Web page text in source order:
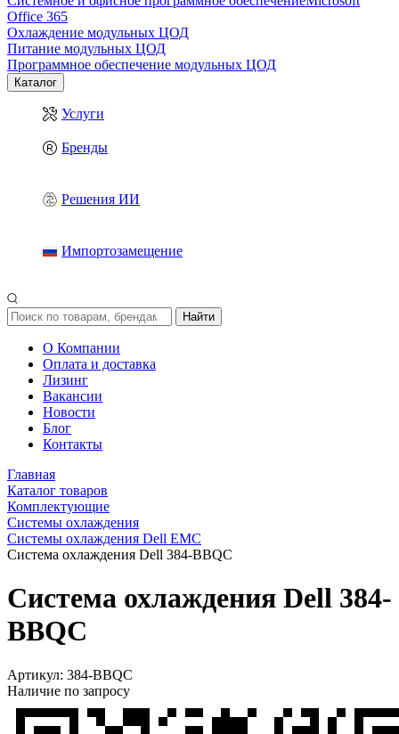
Office 365
Охлаждение модульных ЦОД
Питание модульных ЦОД
Программное обеспечение модульных ЦОД
Каталог
Услуги
Бренды
Решения ИИ
Импортозамещение
Найти
О Компании
Оплата и доставка
Лизинг
Вакансии
Новости
Блог
Контакты
Главная
Каталог товаров
Комплектующие
Системы охлаждения
Системы охлаждения Dell EMC
Система охлаждения Dell 384-BBQC
Система охлаждения Dell 384-
BBQC
Артикул: 384-BBQC
Наличие по запросу